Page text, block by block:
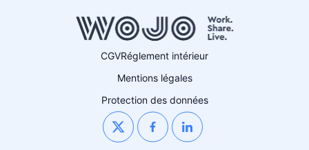
CGVRéglement intérieur
Mentions légales
Protection des données